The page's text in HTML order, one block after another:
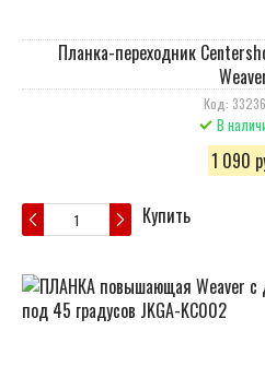
Планка-переходник
Код:
В
1 090
Купить